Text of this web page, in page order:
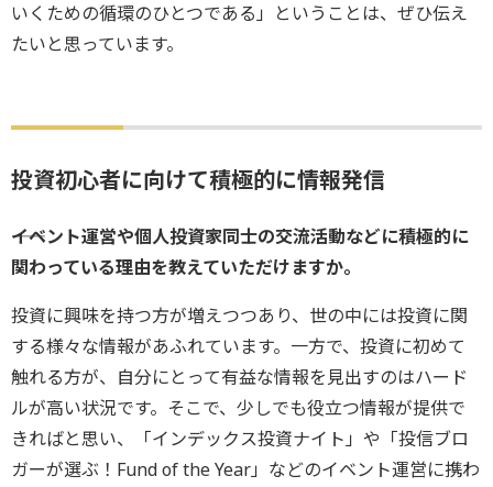
いくための循環のひとつである」ということは、ぜひ伝え
たいと思っています。
投資初心者に向けて積極的に情報発信
――イベント運営や個人投資家同士の交流活動などに積極的に
関わっている理由を教えていただけますか。
投資に興味を持つ方が増えつつあり、世の中には投資に関
する様々な情報があふれています。一方で、投資に初めて
触れる方が、自分にとって有益な情報を見出すのはハード
ルが高い状況です。そこで、少しでも役立つ情報が提供で
きればと思い、「インデックス投資ナイト」や「投信ブロ
ガーが選ぶ！Fund of the Year」などのイベント運営に携わ